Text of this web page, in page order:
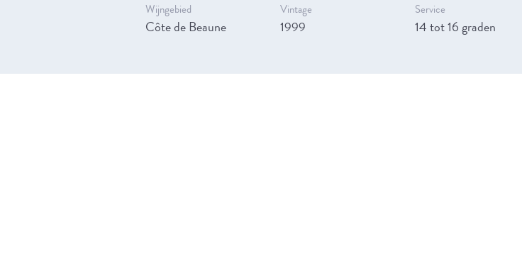
Wijngebied
Côte de Beaune
Vintage
1999
Service
14 tot 16 graden